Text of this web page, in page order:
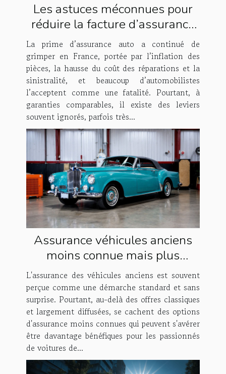
Les astuces méconnues pour
réduire la facture d’assurance
auto
La prime d’assurance auto a continué de
grimper en France, portée par l’inflation des
pièces, la hausse du coût des réparations et la
sinistralité, et beaucoup d’automobilistes
l’acceptent comme une fatalité. Pourtant, à
garanties comparables, il existe des leviers
souvent ignorés, parfois très...
Assurance véhicules anciens
moins connue mais plus
avantageuse
L'assurance des véhicules anciens est souvent
perçue comme une démarche standard et sans
surprise. Pourtant, au-delà des offres classiques
et largement diffusées, se cachent des options
d'assurance moins connues qui peuvent s'avérer
être davantage bénéfiques pour les passionnés
de voitures de...